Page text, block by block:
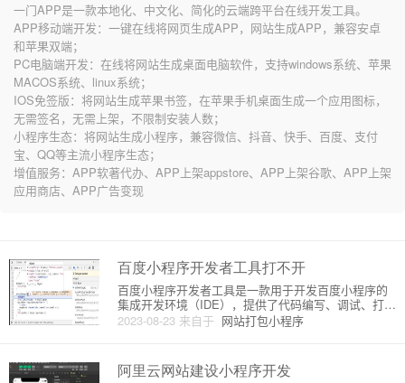
一门APP是一款本地化、中文化、简化的云端跨平台在线开发工具。
APP移动端开发：一键在线将网页生成APP，网站生成APP，兼容安卓
和苹果双端；
PC电脑端开发：在线将网站生成桌面电脑软件，支持windows系统、苹果
MACOS系统、linux系统；
IOS免签版：将网站生成苹果书签，在苹果手机桌面生成一个应用图标，
无需签名，无需上架，不限制安装人数；
小程序生态：将网站生成小程序，兼容微信、抖音、快手、百度、支付
宝、QQ等主流小程序生态；
增值服务：APP软著代办、APP上架appstore、APP上架谷歌、APP上架
应用商店、APP广告变现
百度小程序开发者工具打不开
2023-08-23 来自于 网站打包小程序
百度小程序开发者工具是一款用于开发百度小程序的
集成开发环境（IDE），提供了代码编写、调试、打包
等开发工作的功能。有时候，我们可能会遇到无法打
开开发者工具的情况，这可能是由于以下几个原因导
求的硬件配置较高，
阿里云网站建设小程序开发